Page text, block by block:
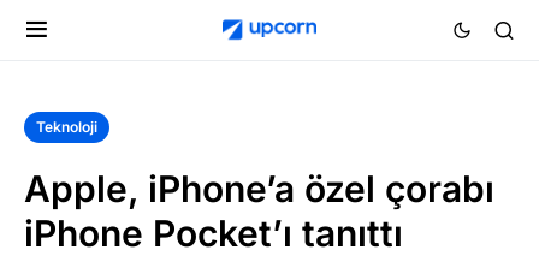
Teknoloji
Apple, iPhone’a özel çorabı
iPhone Pocket’ı tanıttı